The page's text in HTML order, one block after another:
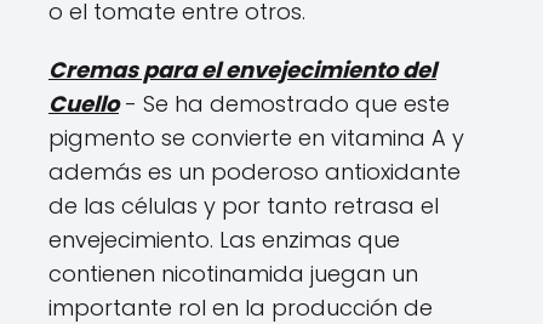
o el tomate entre otros.
Cremas para el envejecimiento del
Cuello- Se ha demostrado que este
pigmento se convierte en vitamina A y
además es un poderoso antioxidante
de las células y por tanto retrasa el
envejecimiento. Las enzimas que
contienen nicotinamida juegan un
importante rol en la producción de